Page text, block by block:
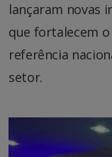
lançaram novas
que fortalecem
referência
setor.